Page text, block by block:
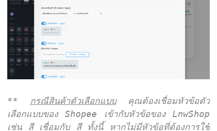
** กรณีสินค้าตัวเลือกแบบ คุณต้องเชื่อมหัวข้อตัว
เลือกแบบของ Shopee เข้ากับหัวข้อของ LnwShop
เช่น สี เชื่อมกับ สี ทั้งนี้ หากไม่มีหัวข้อที่ต้องการใช้